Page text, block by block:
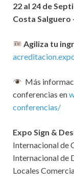
e
o
o
k
itt
er
22 al 24 de
Costa Salguero
Agiliza tu
Más
conferencias en
conferencias/
Expo Sign &
Internacional de
Internacional de
Locales